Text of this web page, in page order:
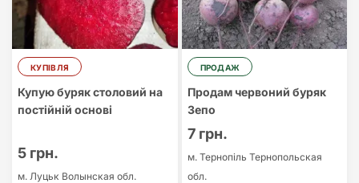
КУПІВЛЯ
Купую буряк столовий на
постійній основі
5 грн.
м. Луцьк Волынская обл.
ПРОДАЖ
Продам червоний буряк
Зепо
7 грн.
м. Тернопіль Тернопольская
обл.